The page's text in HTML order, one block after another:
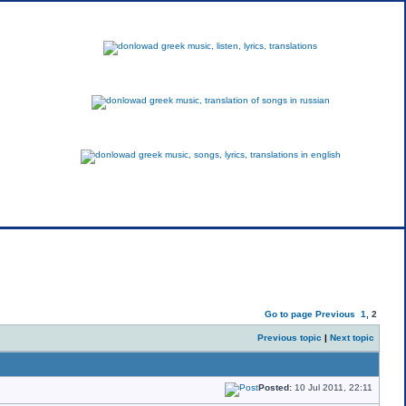
Go to page Previous 1 2
Previous topic | Next topic
Posted: 10 Jul 2011, 22:11